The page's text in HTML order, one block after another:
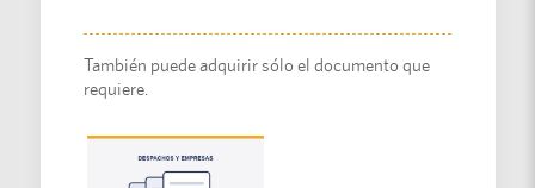
También puede adquirir sólo el documento que
requiere.